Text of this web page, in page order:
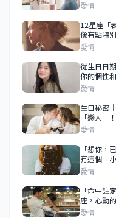
的超級明顯
愛情
12星座「
像有點特
愛」！
愛情
從生日日
你的個性
愛情
生日秘密
「戀人」！
愛情
「想你，
有這個「
愛情
「命中註
座，心動
愛情